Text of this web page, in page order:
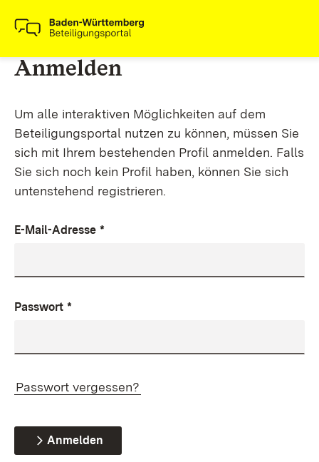
Anmelden
Um alle interaktiven Möglichkeiten auf dem
Beteiligungsportal nutzen zu können, müssen Sie
sich mit Ihrem bestehenden Profil anmelden. Falls
Sie sich noch kein Profil haben, können Sie sich
untenstehend registrieren.
E-Mail-Adresse *
Passwort *
Passwort vergessen?
Anmelden